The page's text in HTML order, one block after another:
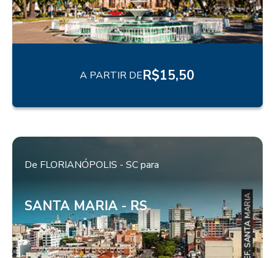
A PARTIR DER$15,50
De FLORIANÓPOLIS - SCpara
SANTA MARIA - RS